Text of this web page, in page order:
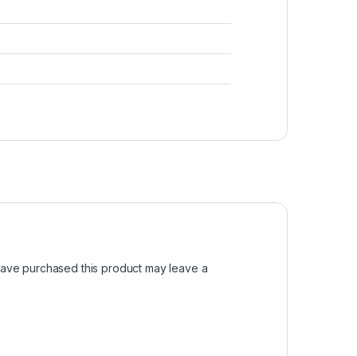
purchased this product may leave a